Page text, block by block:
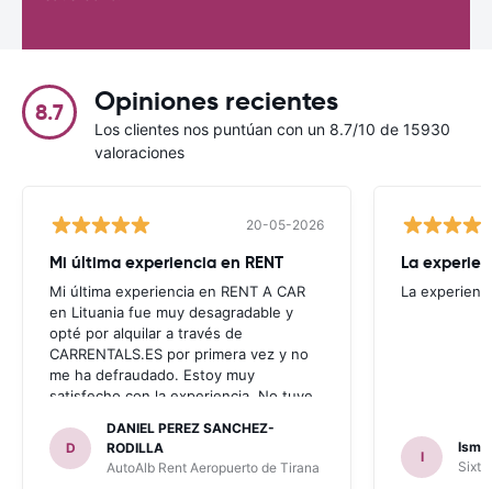
8.7 Opiniones recientes
Los clientes nos puntúan con un 8.7/10 de 15930
valoraciones
20-05-2026
Mi última experiencia en RENT
Mi última experiencia en RENT A CAR
en Lituania fue muy desagradable y
opté por alquilar a través de
CARRENTALS.ES por primera vez y no
me ha defraudado. Estoy muy
satisfecho con la experiencia. No tuve
invitaron a adquirir un seguro (como
había leído en varios blog). En mis
anteriores viajes nunca había alquilado
D
DANIEL PEREZ SANCHEZ-
RODILLA
AutoAlb Rent Aeropuerto de Tirana
La
La
I
Sixt